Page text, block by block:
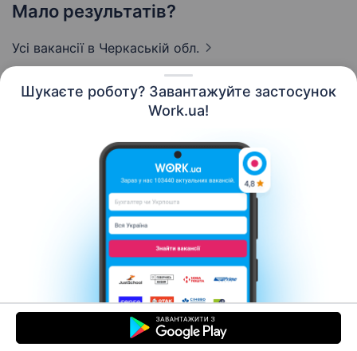
Шукаєте роботу? Завантажуйте застосунок
Work.ua!
Мало результатів?
Усі вакансії в Черкаській обл.
Контакти Про нас
Кар’єра
Допомога Умови використання